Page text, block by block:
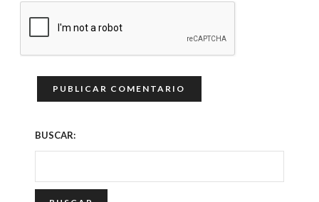
BUSCAR: